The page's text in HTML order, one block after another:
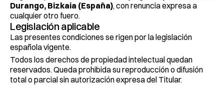
Durango, Bizkaia (España), con renuncia expresa a
cualquier otro fuero.
Legislación aplicable
Las presentes condiciones se rigen por la legislación
española vigente.
Todos los derechos de propiedad intelectual quedan
reservados. Queda prohibida su reproducción o difusión
total o parcial sin autorización expresa del Titular.